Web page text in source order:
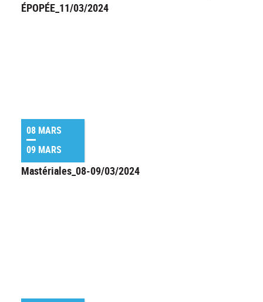
ÉPOPÉE_11/03/2024
08 MARS
09 MARS
Mastériales_08-09/03/2024